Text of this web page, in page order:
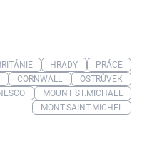
HRADY
PRÁCE
CORNWALL
OSTRŮVEK
MOUNT ST.MICHAEL
MONT-SAINT-MICHEL